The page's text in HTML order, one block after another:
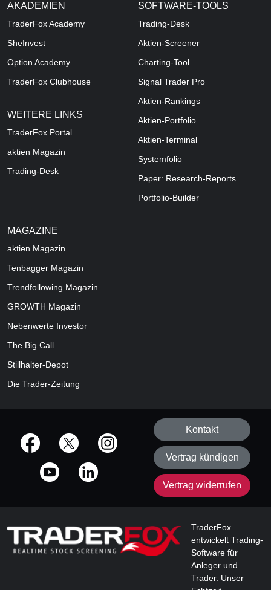
AKADEMIEN
TraderFox Academy
SheInvest
Option Academy
TraderFox Clubhouse
WEITERE LINKS
TraderFox Portal
aktien Magazin
Trading-Desk
SOFTWARE-TOOLS
Trading-Desk
Aktien-Screener
Charting-Tool
Signal Trader Pro
Aktien-Rankings
Aktien-Portfolio
Aktien-Terminal
Systemfolio
Paper: Research-Reports
Portfolio-Builder
MAGAZINE
aktien Magazin
Tenbagger Magazin
Trendfollowing Magazin
GROWTH Magazin
Nebenwerte Investor
The Big Call
Stillhalter-Depot
Die Trader-Zeitung
offizielle Social Media-Accounts
Kontakt
Vertrag kündigen
Vertrag widerrufen
TraderFox
entwickelt Trading-
Software für
Anleger und
Trader. Unser